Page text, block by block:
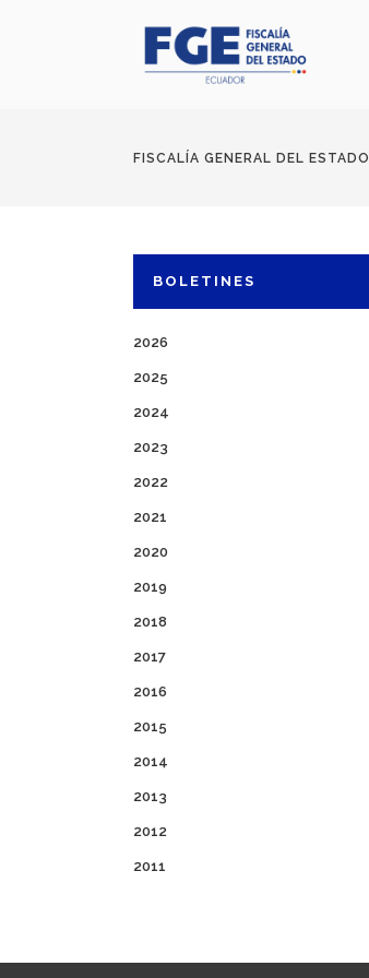
FISCALÍA GENERAL DEL ESTADO
BOLETINES
2026
2025
2024
2023
2022
2021
2020
2019
2018
2017
2016
2015
2014
2013
2012
2011